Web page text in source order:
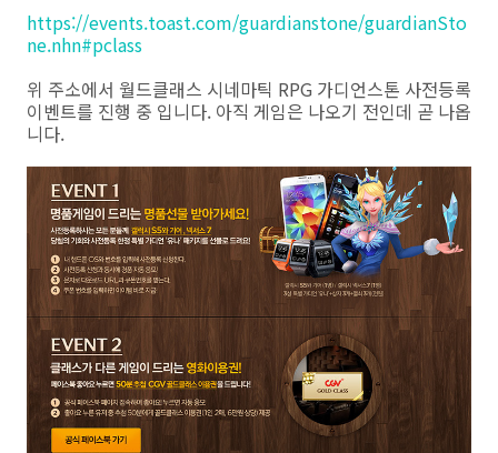
https://events.toast.com/guardianstone/guardianSto
ne.nhn#pclass
위 주소에서 월드클래스 시네마틱 RPG 가디언스톤 사전등록
이벤트를 진행 중 입니다. 아직 게임은 나오기 전인데 곧 나옵
니다.